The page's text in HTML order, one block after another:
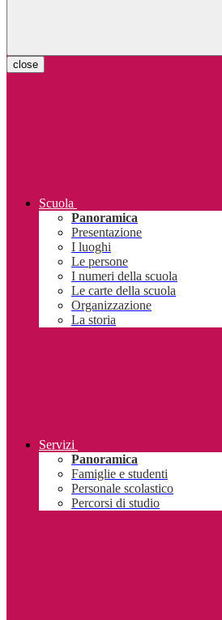
close
Scuola
Panoramica
Presentazione
I luoghi
Le persone
I numeri della scuola
Le carte della scuola
Organizzazione
La storia
Servizi
Panoramica
Famiglie e studenti
Personale scolastico
Percorsi di studio